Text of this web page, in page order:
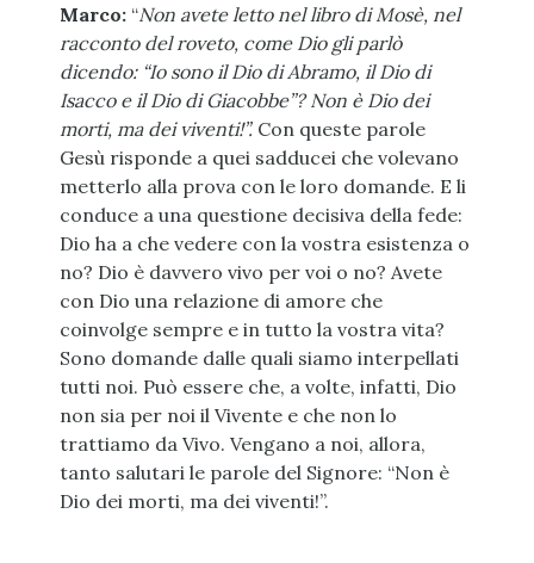
Marco:“Non avete letto nel libro di Mosè, nel
racconto del roveto, come Dio gli parlò
dicendo: “Io sono il Dio di Abramo, il Dio di
Isacco e il Dio di Giacobbe”? Non è Dio dei
morti, ma dei viventi!”.Con queste parole
Gesù risponde a quei sadducei che volevano
metterlo alla prova con le loro domande. E li
conduce a una questione decisiva della fede:
Dio ha a che vedere con la vostra esistenza o
no? Dio è davvero vivo per voi o no? Avete
con Dio una relazione di amore che
coinvolge sempre e in tutto la vostra vita?
Sono domande dalle quali siamo interpellati
tutti noi. Può essere che, a volte, infatti, Dio
non sia per noi il Vivente e che non lo
trattiamo da Vivo. Vengano a noi, allora,
tanto salutari le parole del Signore: “Non è
Dio dei morti, ma dei viventi!”.